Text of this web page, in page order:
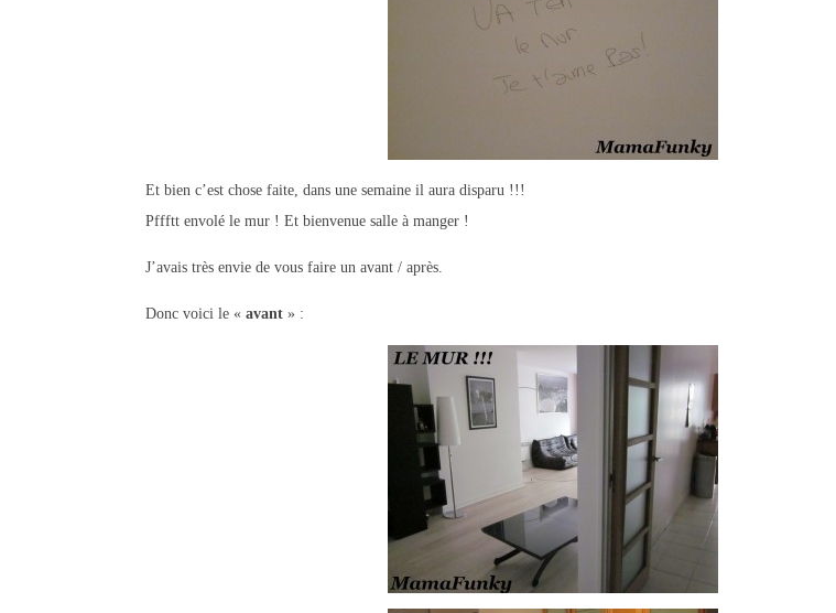
Et bien c’est chose faite, dans une semaine il aura disparu !!!
Pffftt envolé le mur ! Et bienvenue salle à manger !
J’avais très envie de vous faire un avant / après.
Donc voici le « avant » :